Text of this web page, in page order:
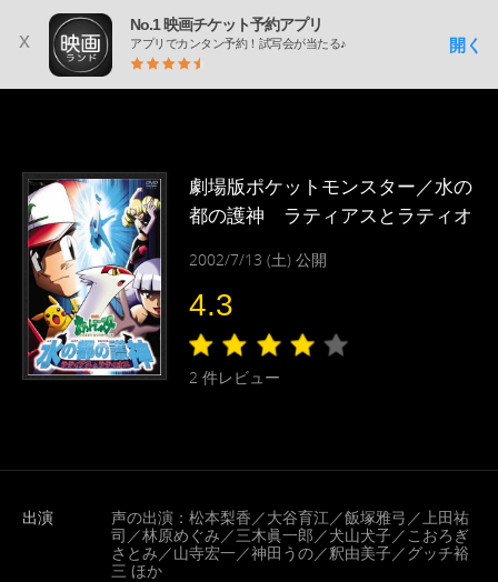
x
No.1 映画チケット予約アプリ
アプリでカンタン予約！試写会が当たる♪ 開く
劇場版ポケットモンスター／水の
都の護神 ラティアスとラティオ
2002/7/13 (土) 公開
4.3
2 件レビュー
出演
声の出演：松本梨香／大谷育江／飯塚雅弓／上田祐
司／林原めぐみ／三木眞一郎／犬山犬子／こおろぎ
さとみ／山寺宏一／神田うの／釈由美子／グッチ裕
三 ほか